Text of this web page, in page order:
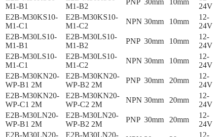
M1-B1
M1-B2
24V
E2B-M30KS10-
M1-C1
E2B-M30KS10-
M1-C2
NPN 30mm 10mm
12-
24V
E2B-M30LS10-
M1-B1
E2B-M30LS10-
M1-B2
PNP 30mm 10mm
12-
24V
E2B-M30LS10-
M1-C1
E2B-M30LS10-
M1-C2
NPN 30mm 10mm
12-
24V
E2B-M30KN20-
WP-B1 2M
E2B-M30KN20-
WP-B2 2M
PNP 30mm 20mm
12-
24V
E2B-M30KN20-
WP-C1 2M
E2B-M30KN20-
WP-C2 2M
NPN 30mm 20mm
12-
24V
E2B-M30LN20-
WP-B1 2M
E2B-M30LN20-
WP-B2 2M
PNP 30mm 20mm
12-
24V
E2B-M30LN20-
E2B-M30LN20- 12-